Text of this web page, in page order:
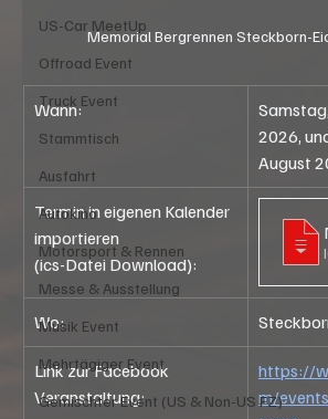
US-Car MeetUp
Offroad Event
Truck Event
Stammtisch
Ausfahrt
Autokino
Motorsport & Rennen
Messe & Ausstellung
Musik Event
Mehrtägiger Event
Gemischter Event (US & Non-US FZ)
Memorial Bergrennen Steckborn-
Wann:
2026,
August
Termin in eigenen Kalender
importieren
(ics-Datei Download):
Wo:
Link zur Facebook
Veranstaltung:
https://
m/